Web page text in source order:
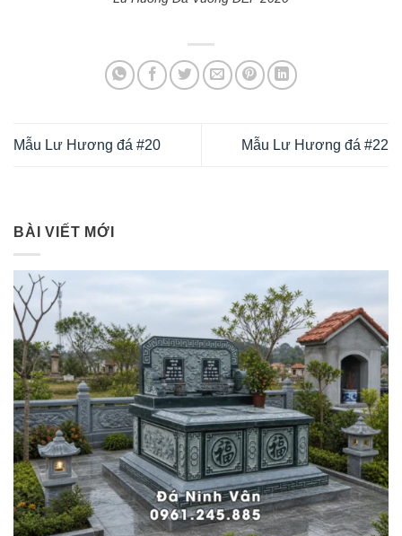
Mẫu Lư Hương đá #20 Mẫu Lư Hương đá #22
BÀI VIẾT MỚI